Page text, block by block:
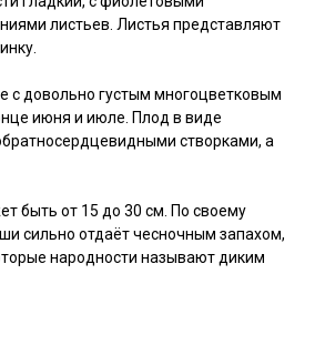
листьев. Листья представляют
с довольно густым многоцветковым
июня и июле. Плод в виде
створками, а
быть от 15 до 30 см. По своему
сильно отдаёт чесночным запахом,
народности называют диким